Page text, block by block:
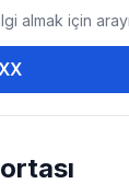
almak için